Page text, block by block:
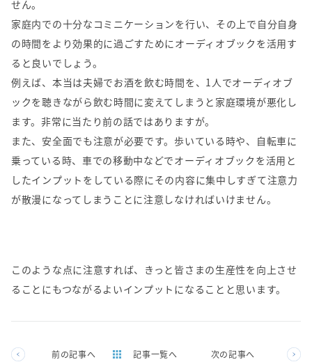
せん。
家庭内での十分なコミニケーションを行い、その上で自分自身
の時間をより効果的に過ごすためにオーディオブックを活用す
ると良いでしょう。
例えば、本当は夫婦でお酒を飲む時間を、1人でオーディオブ
ックを聴きながら飲む時間に変えてしまうと家庭環境が悪化し
ます。非常に当たり前の話ではありますが。
また、安全面でも注意が必要です。歩いている時や、自転車に
乗っている時、車での移動中などでオーディオブックを活用と
したインプットをしている際にその内容に集中しすぎて注意力
が散漫になってしまうことに注意しなければいけません。
このような点に注意すれば、きっと皆さまの生産性を向上させ
ることにもつながるよいインプットになることと思います。
前の記事へ 記事一覧へ 次の記事へ